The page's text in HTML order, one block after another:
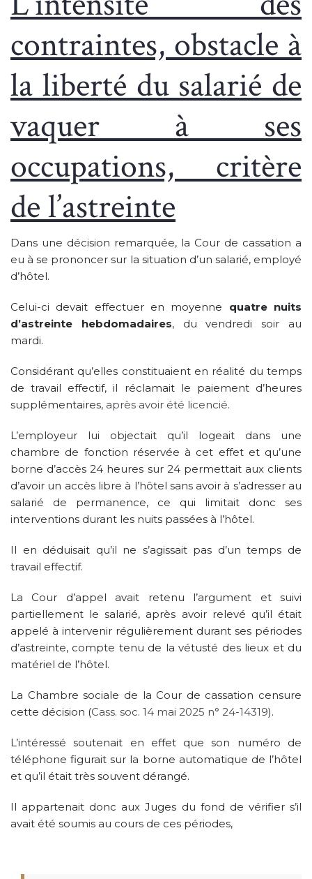
contraintes, obstacle à
la liberté du salarié de
vaquer à ses
occupations, critère
de l’astreinte
Dans une décision remarquée, la Cour de cassation a
eu à se prononcer sur la situation d’un salarié, employé
d’hôtel.
Celui-ci devait effectuer en moyenne quatre nuits
d’astreinte hebdomadaires, du vendredi soir au
mardi.
Considérant qu’elles constituaient en réalité du temps
de travail effectif, il réclamait le paiement d’heures
supplémentaires, après avoir été licencié.
L’employeur lui objectait qu’il logeait dans une
chambre de fonction réservée à cet effet et qu’une
borne d’accès 24 heures sur 24 permettait aux clients
d’avoir un accès libre à l’hôtel sans avoir à s’adresser au
salarié de permanence, ce qui limitait donc ses
interventions durant les nuits passées à l’hôtel.
Il en déduisait qu’il ne s’agissait pas d’un temps de
travail effectif.
La Cour d’appel avait retenu l’argument et suivi
partiellement le salarié, après avoir relevé qu’il était
appelé à intervenir régulièrement durant ses périodes
d’astreinte, compte tenu de la vétusté des lieux et du
matériel de l’hôtel.
La Chambre sociale de la Cour de cassation censure
cette décision (Cass. soc. 14 mai 2025 n° 24-14319).
L’intéressé soutenait en effet que son numéro de
téléphone figurait sur la borne automatique de l’hôtel
et qu’il était très souvent dérangé.
Il appartenait donc aux Juges du fond de vérifier s’il
avait été soumis au cours de ces périodes,